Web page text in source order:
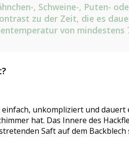
, Schweine-, Puten-
zu der Zeit, die es
von mindestens
unkompliziert und
hat. Das Innere des
Saft auf dem